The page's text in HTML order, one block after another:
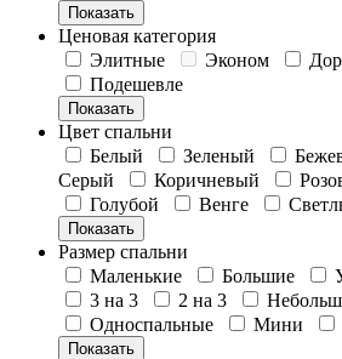
Показать
Ценовая категория
Элитные
Эконом
Подешевле
Показать
Цвет спальни
Белый
Зеленый
Серый
Коричневый
Голубой
Венге
Показать
Размер спальни
Маленькие
Большие
3 на 3
2 на 3
Односпальные
Мини
Показать